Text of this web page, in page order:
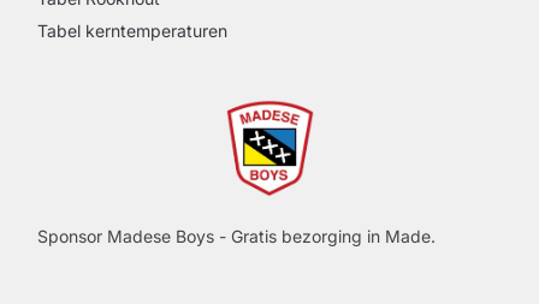
Tabel kerntemperaturen
Sponsor Madese Boys - Gratis bezorging in Made.